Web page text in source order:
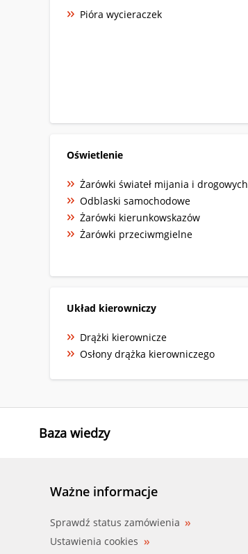
Pióra wycieraczek
Oświetlenie
Żarówki świateł mijania i drogowych
Odblaski samochodowe
Żarówki kierunkowskazów
Żarówki przeciwmgielne
Układ kierowniczy
Drążki kierownicze
Osłony drążka kierowniczego
Baza wiedzy
Ważne informacje
Sprawdź status zamówienia
Ustawienia cookies